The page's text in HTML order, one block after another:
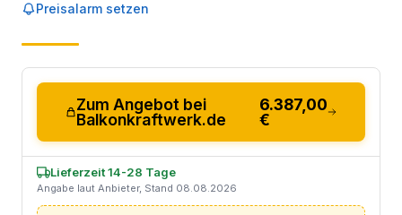
Preisalarm setzen
Zum Angebot bei
Balkonkraftwerk.de
6.387,00
€
Lieferzeit 14-28 Tage
Angabe laut Anbieter, Stand 08.08.2026